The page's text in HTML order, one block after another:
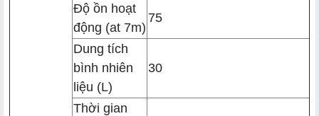
Độ ồn hoạt
động (at 7m)
75
Dung tích
bình nhiên
liệu (L)
30
Thời gian